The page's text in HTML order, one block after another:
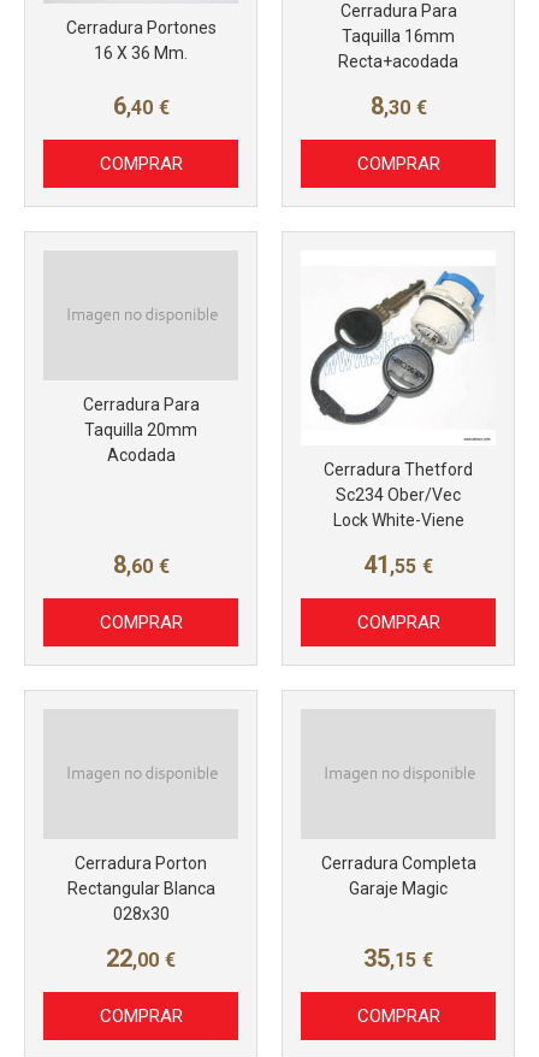
Cerradura Portones
16 X 36 Mm.
6,40 €
COMPRAR
Cerradura Para
Taquilla 16mm
Recta+acodada
8,30 €
COMPRAR
Cerradura Para
Taquilla 20mm
Acodada
8,60 €
COMPRAR
Cerradura Thetford
Sc234 Ober/Vec
Lock White-Viene
41 ,55 €
COMPRAR
Cerradura Porton
Rectangular Blanca
028x30
22,00 €
COMPRAR
Cerradura Completa
Garaje Magic
35,15 €
COMPRAR